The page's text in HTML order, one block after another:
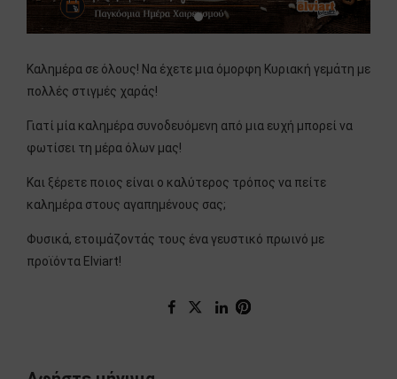
Καλημέρα σε όλους! Να έχετε μια όμορφη Κυριακή γεμάτη με
πολλές στιγμές χαράς!
Γιατί μία καλημέρα συνοδευόμενη από μια ευχή μπορεί να
φωτίσει τη μέρα όλων μας!
Και ξέρετε ποιος είναι ο καλύτερος τρόπος να πείτε
καλημέρα στους αγαπημένους σας;
Φυσικά, ετοιμάζοντάς τους ένα γευστικό πρωινό με
προϊόντα Elviart!